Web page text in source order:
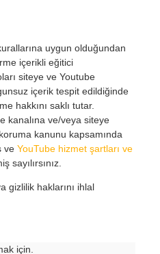
uygun olduğundan
içerikli eğitici
siteye ve Youtube
içerik tespit edildiğinde
hakkını saklı tutar.
kanalına ve/veya siteye
kanunu kapsamında
ve YouTube hizmet şartları ve
sayılırsınız.
gizlilik haklarını ihlal
için.